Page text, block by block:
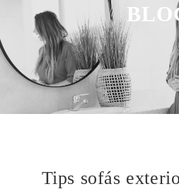
Tips sofás